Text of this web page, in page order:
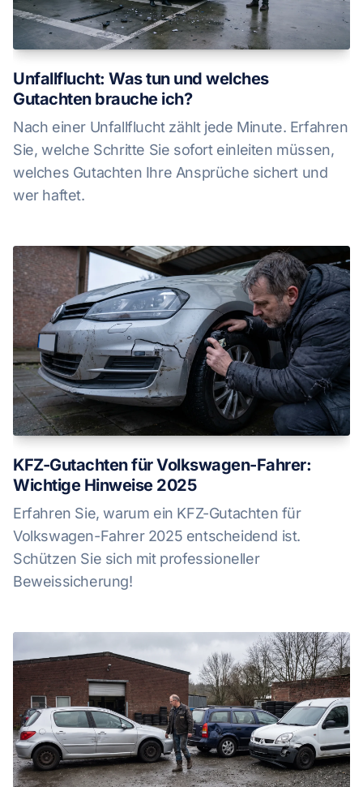
Unfallflucht: Was tun und welches
Gutachten brauche ich?
Nach einer Unfallflucht zählt jede Minute. Erfahren
Sie, welche Schritte Sie sofort einleiten müssen,
welches Gutachten Ihre Ansprüche sichert und
wer haftet.
KFZ-Gutachten für Volkswagen-Fahrer:
Wichtige Hinweise 2025
Erfahren Sie, warum ein KFZ-Gutachten für
Volkswagen-Fahrer 2025 entscheidend ist.
Schützen Sie sich mit professioneller
Beweissicherung!